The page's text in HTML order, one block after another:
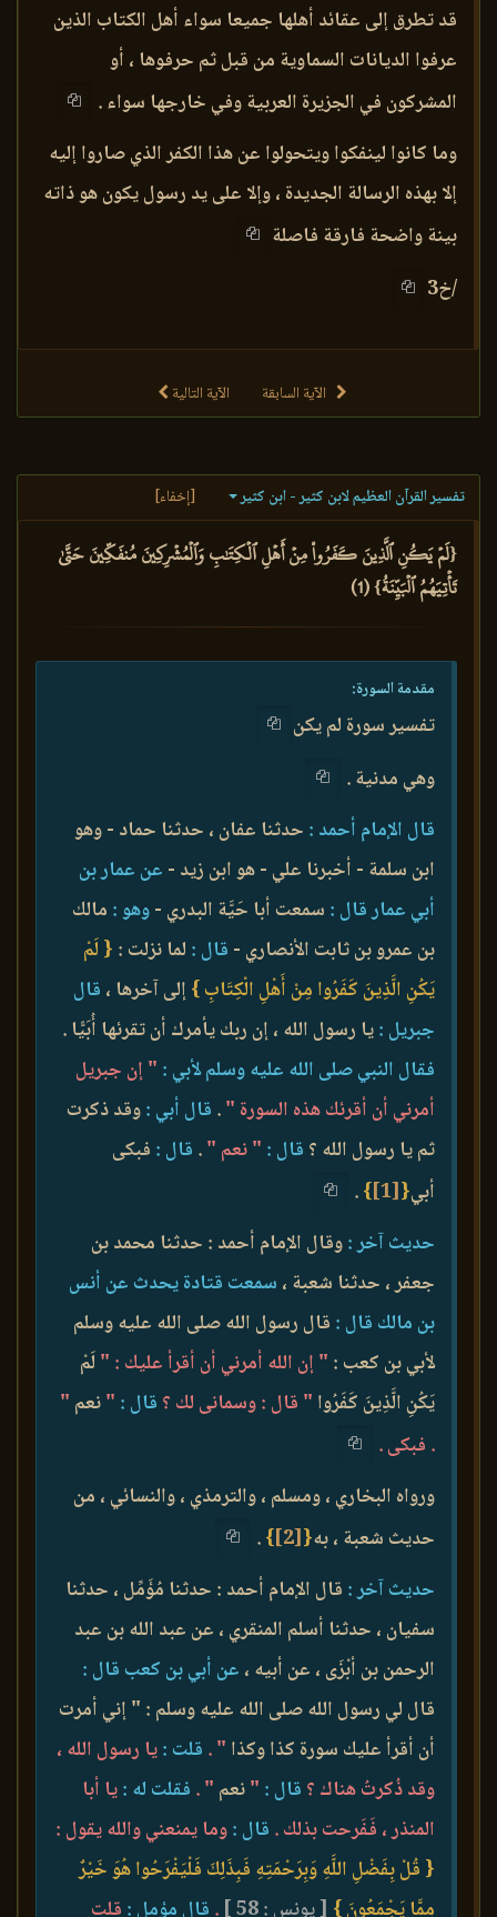
قد تطرق إلى عقائد أهلها جميعا سواء أهل الكتاب الذين
عرفوا الديانات السماوية من قبل ثم حرفوها ، أو
المشركون في الجزيرة العربية وفي خارجها سواء .
وما كانوا لينفكوا ويتحولوا عن هذا الكفر الذي صاروا إليه
إلا بهذه الرسالة الجديدة ، وإلا على يد رسول يكون هو ذاته
بينة واضحة فارقة فاصلة
/خ3
الآية السابقة الآية التالية
تفسير القرآن العظيم لابن كثير - ابن كثير [إخفاء]
{لَمۡ يَكُنِ ٱلَّذِينَ كَفَرُواْ مِنۡ أَهۡلِ ٱلۡكِتَٰبِ وَٱلۡمُشۡرِكِينَ مُنفَكِّينَ حَتَّىٰ
تَأۡتِيَهُمُ ٱلۡبَيِّنَةُ} (1)
مقدمة السورة:
تفسير سورة لم يكن
وهي مدنية .
قال الإمام أحمد : حدثنا عفان ، حدثنا حماد - وهو
ابن سلمة - أخبرنا علي - هو ابن زيد - عن عمار بن
أبي عمار قال : سمعت أبا حَيَّة البدري -وهو : مالك
بن عمرو بن ثابت الأنصاري - قال : لما نزلت : { لَمْ
يَكُنِ الَّذِينَ كَفَرُوا مِنْ أَهْلِ الْكِتَابِ }إلى آخرها ، قال
جبريل :يا رسول الله ، إن ربك يأمرك أن تقرئها أُبَيًّا .
فقال النبي صلى الله عليه وسلم لأبي : " إن جبريل
أمرني أن أقرئك هذه السورة ". قال أبي :وقد ذكرت
ثم يا رسول الله ؟ قال : " نعم ". قال : فبكى
أبي{
[1]
}
.
حديث آخر :وقال الإمام أحمد : حدثنا محمد بن
جعفر ، حدثنا شعبة ، سمعت قتادة يحدث عن أنس
بن مالك قال : قال رسول الله صلى الله عليه وسلم
لأبي بن كعب : " إن الله أمرني أن أقرأ عليك : " لَمْ
يَكُنِ الَّذِينَ كَفَرُوا " قال : وسمانى لك ؟ قال : "نعم "
. فبكى .
ورواه البخاري ، ومسلم ، والترمذي ، والنسائي ، من
حديث شعبة ، به{
[2]
}
.
حديث آخر : قال الإمام أحمد : حدثنا مُؤَمِّل ، حدثنا
سفيان ، حدثنا أسلم المنقري ، عن عبد الله بن عبد
الرحمن بن أبْزَى ، عن أبيه ، عن أبي بن كعب قال :
قال لي رسول الله صلى الله عليه وسلم : " إني أمرت
أن أقرأ عليك سورة كذا وكذا " . قلت :يا رسول الله ،
وقد ذُكرتُ هناك ؟ قال : "نعم " . فقلت له :يا أبا
المنذر ، فَفَرحت بذلك . قال :وما يمنعني والله يقول :
{ قُلْ بِفَضْلِ اللَّهِ وَبِرَحْمَتِهِ فَبِذَلِكَ فَلْيَفْرَحُوا هُوَ خَيْرٌ
مِمَّا يَجْمَعُونَ } [ يونس : 58 ] . قال مؤمل : قلت